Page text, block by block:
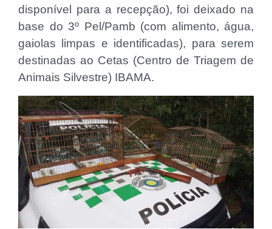
disponível para a recepção), foi deixado na
base do 3º Pel/Pamb (com alimento, água,
gaiolas limpas e identificadas), para serem
destinadas ao Cetas (Centro de Triagem de
Animais Silvestre) IBAMA.